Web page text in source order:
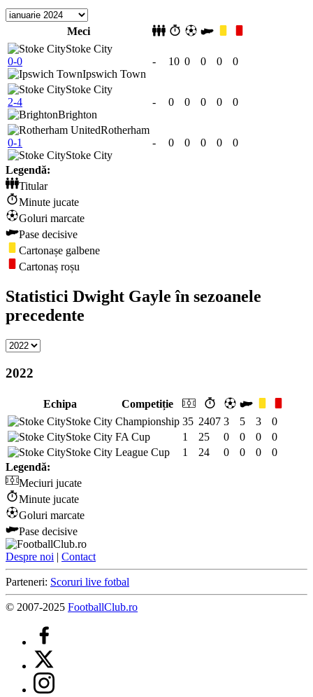
Meci
Stoke City
0-0
Ipswich Town
- 10 0 0 0 0
Stoke City
2-4
Brighton
- 0 0 0 0 0
Rotherham
0-1
Stoke City
- 0 0 0 0 0
Legendă:
Titular
Minute jucate
Goluri marcate
Pase decisive
Cartonașe galbene
Cartonaș roșu
Statistici Dwight Gayle în sezoanele
precedente
2022
Echipa
Competiție
Stoke City Championship 35 2407 3 5 3
0
Stoke City FA Cup 1 25 0 0 0
0
Stoke City League Cup 1 24 0 0 0
0
Legendă:
Meciuri jucate
Minute jucate
Goluri marcate
Pase decisive
Despre noi | Contact
Parteneri: Scoruri live fotbal
© 2007-2025 FootballClub.ro